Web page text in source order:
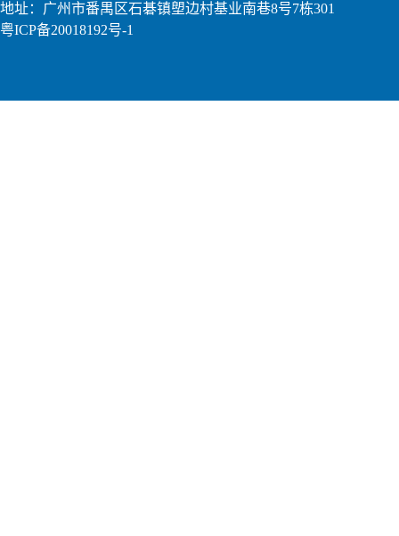
地址：广州市番禺区石碁镇塱边村基业南巷8号7栋301
粤ICP备20018192号-1